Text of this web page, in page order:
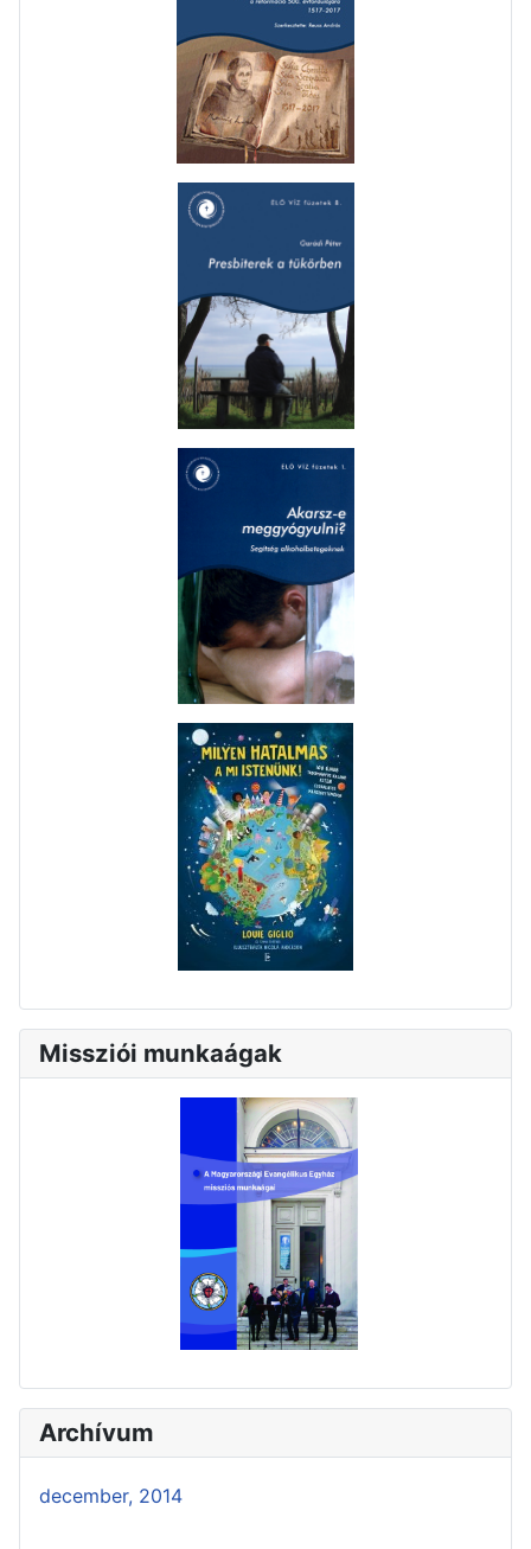
Missziói munkaágak
Archívum
december, 2014